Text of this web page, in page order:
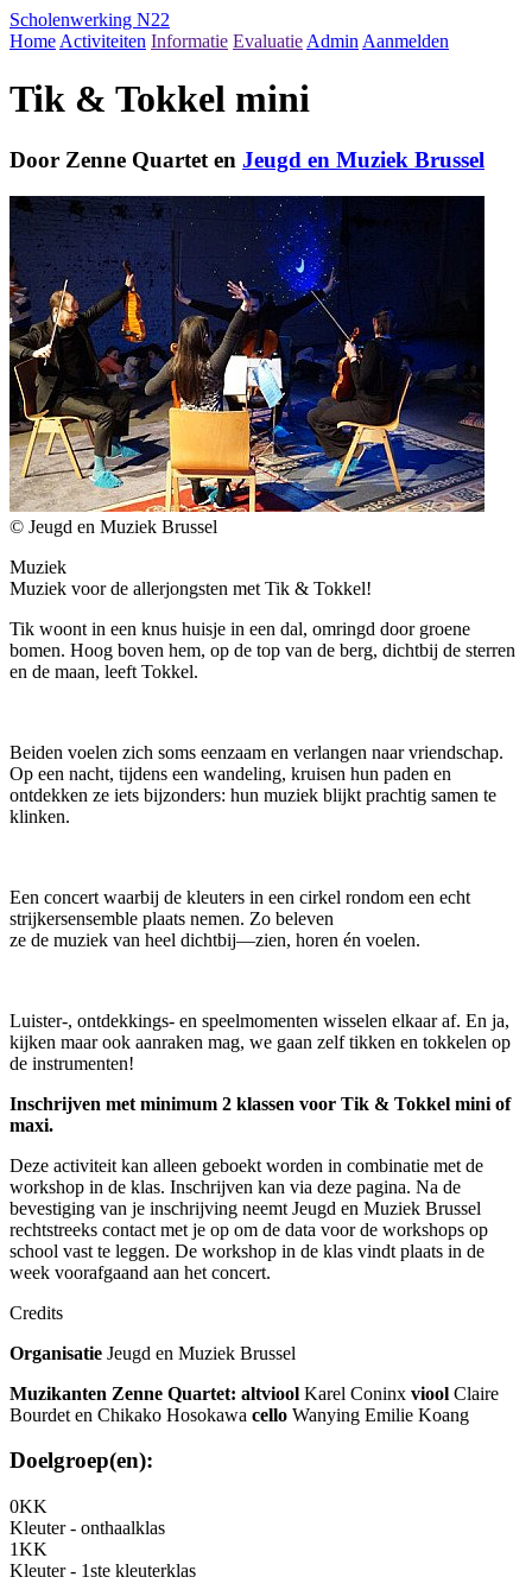
Scholenwerking N22
Home Activiteiten Informatie Evaluatie Admin Aanmelden
Tik & Tokkel mini
Door Zenne Quartet en Jeugd en Muziek Brussel
© Jeugd en Muziek Brussel
Muziek
Muziek voor de allerjongsten met Tik & Tokkel!
Tik woont in een knus huisje in een dal, omringd door groene
bomen. Hoog boven hem, op de top van de berg, dichtbij de sterren
en de maan, leeft Tokkel.
Beiden voelen zich soms eenzaam en verlangen naar vriendschap.
Op een nacht, tijdens een wandeling, kruisen hun paden en
ontdekken ze iets bijzonders: hun muziek blijkt prachtig samen te
klinken.
Een concert waarbij de kleuters in een cirkel rondom een echt
strijkersensemble plaats nemen. Zo beleven
ze de muziek van heel dichtbij—zien, horen én voelen.
Luister-, ontdekkings- en speelmomenten wisselen elkaar af. En ja,
kijken maar ook aanraken mag, we gaan zelf tikken en tokkelen op
de instrumenten!
Inschrijven met minimum 2 klassen voor Tik & Tokkel mini of
maxi.
Deze activiteit kan alleen geboekt worden in combinatie met de
workshop in de klas. Inschrijven kan via deze pagina. Na de
bevestiging van je inschrijving neemt Jeugd en Muziek Brussel
rechtstreeks contact met je op om de data voor de workshops op
school vast te leggen. De workshop in de klas vindt plaats in de
week voorafgaand aan het concert.
Credits
Organisatie Jeugd en Muziek Brussel
Muzikanten Zenne Quartet: altviool Karel Coninx viool Claire
Bourdet en Chikako Hosokawa cello Wanying Emilie Koang
Doelgroep(en):
0KK
Kleuter - onthaalklas
1KK
Kleuter - 1ste kleuterklas